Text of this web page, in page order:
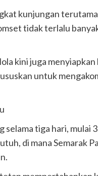
kunjungan
tidak terlalu
kini juga
untuk
tiga hari, mulai
di mana Semarak